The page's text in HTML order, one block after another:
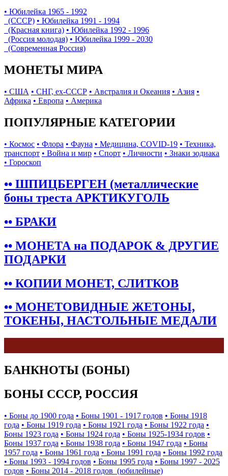
• Юбилейка 1965 - 1992
(СССР) • Юбилейка 1991 - 1994
(Красная книга) • Юбилейка 1992 - 1996
(Россия молодая) • Юбилейка 1999 - 2030
(Современная Россия)
МОНЕТЫ МИРА
• США • СНГ, ex-СССР • Австралия и Океания • Азия •
Африка • Европа • Америка
ПОПУЛЯРНЫЕ КАТЕГОРИИ
• Космос • Флора • Фауна • Медицина, COVID-19 • Техника,
транспорт • Война и мир • Спорт • Личности • Знаки зодиака
• Гороскоп
•• ШПИЦБЕРГЕН (металлические
боны треста АРКТИКУГОЛЬ
•• БРАКИ
•• МОНЕТА на ПОДАРОК & ДРУГИЕ
ПОДАРКИ
•• КОПИИ МОНЕТ, СЛИТКОВ
•• МОНЕТОВИДНЫЕ ЖЕТОНЫ,
ТОКЕНЫ, НАСТОЛЬНЫЕ МЕДАЛИ
БАНКНОТЫ (БОНЫ)
БОНЫ СССР, РОССИЯ
• Боны до 1900 года • Боны 1901 - 1917 годов • Боны 1918
года • Боны 1919 года • Боны 1921 года • Боны 1922 года •
Боны 1923 года • Боны 1924 года • Боны 1925-1934 годов •
Боны 1937 года • Боны 1938 года • Боны 1947 года • Боны
1957 года • Боны 1961 года • Боны 1991 года • Боны 1992 года
• Боны 1993 - 1994 годов • Боны 1995 года • Боны 1997 - 2025
годов • Боны 2014 - 2018 годов (юбилейные)